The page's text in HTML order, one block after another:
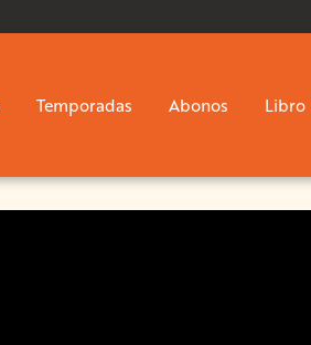
Temporadas Abonos Libro